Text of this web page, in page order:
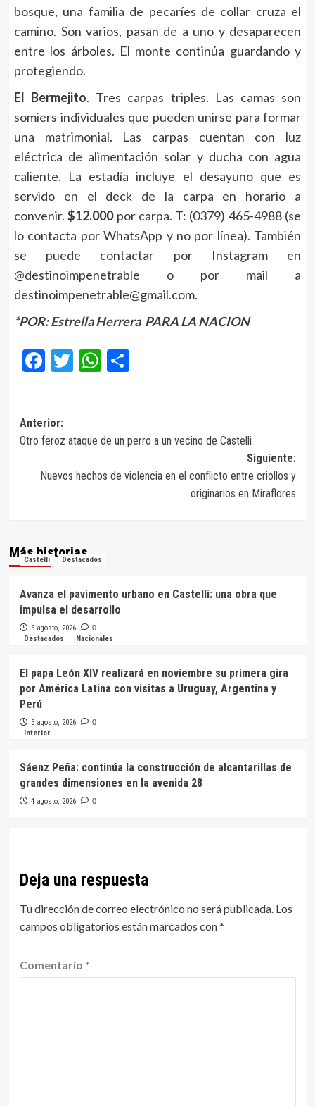
bosque, una familia de pecaríes de collar cruza el
camino. Son varios, pasan de a uno y desaparecen
entre los árboles. El monte continúa guardando y
protegiendo.
El Bermejito. Tres carpas triples. Las camas son
somiers individuales que pueden unirse para formar
una matrimonial. Las carpas cuentan con luz
eléctrica de alimentación solar y ducha con agua
caliente. La estadía incluye el desayuno que es
servido en el deck de la carpa en horario a
convenir.$12.000por carpa. T: (0379) 465-4988 (se
lo contacta por WhatsApp y no por línea). También
se puede contactar por Instagram en
@destinoimpenetrable o por mail a
destinoimpenetrable@gmail.com.
*POR:Estrella Herrera PARA LA NACION
Facebook
Twitter
WhatsApp
Compartir
Navegación
de
entradas
Anterior:
Otro feroz ataque de un perro a un vecino de Castelli
Siguiente:
Nuevos hechos de violencia en el conflicto entre criollos y
originarios en Miraflores
Más historias
Castelli Destacados
Avanza el pavimento urbano en Castelli: una obra que
impulsa el desarrollo
5 agosto, 2026 0
Destacados Nacionales
El papa León XIV realizará en noviembre su primera gira
por América Latina con visitas a Uruguay, Argentina y
Perú
5 agosto, 2026 0
Interior
Sáenz Peña: continúa la construcción de alcantarillas de
grandes dimensiones en la avenida 28
4 agosto, 2026 0
Deja una respuesta
Tu dirección de correo electrónico no será publicada. Los
campos obligatorios están marcados con*
Comentario *